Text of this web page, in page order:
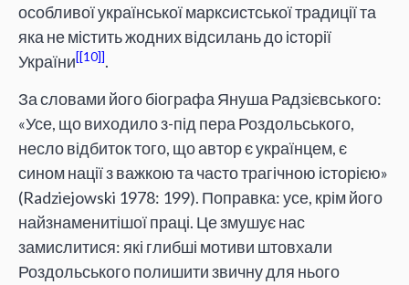
особливої української марксистської традиції та
яка не містить жодних відсилань до історії
України [10] .
За словами його біографа Януша Радзієвського:
«Усе, що виходило з-під пера Роздольського,
несло відбиток того, що автор є українцем, є
сином нації з важкою та часто трагічною історією»
(Radziejowski 1978: 199). Поправка: усе, крім його
найзнаменитішої праці. Це змушує нас
замислитися: які глибші мотиви штовхали
Роздольського полишити звичну для нього